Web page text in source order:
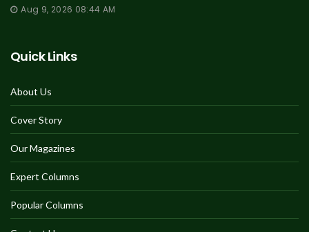
Aug 9, 2026 08:44 AM
Quick Links
About Us
Cover Story
Our Magazines
Expert Columns
Popular Columns